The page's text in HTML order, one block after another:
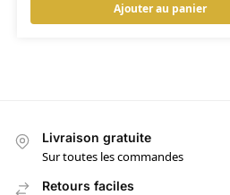
Ajouter au panier
Livraison gratuite
Sur toutes les commandes
Retours faciles